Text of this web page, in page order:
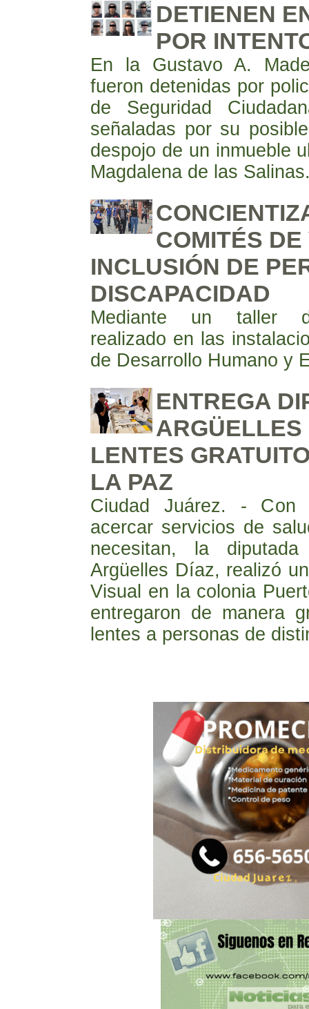
DETIENEN
POR
En la Gustavo A.
fueron detenidas por
de Seguridad
señaladas por su
despojo de un inmueble
Magdalena de las
COMITÉS
INCLUSIÓN DE
DISCAPACIDAD
Mediante un taller
realizado en las
de Desarrollo Humano y
ENTREGA
ARGÜELLES
LENTES
LA PAZ
Ciudad Juárez. - Con
acercar servicios de
necesitan, la
Argüelles Díaz, realizó
Visual en la colonia
entregaron de manera
lentes a personas de